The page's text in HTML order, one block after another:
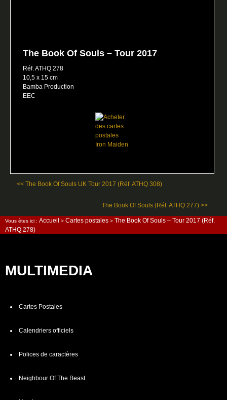
The Book Of Souls – Tour 2017
Réf. ATHQ 278
10,5 x 15 cm
Bamba Production
EEC
<< The Book Of Souls UK Tour 2017 (Réf. ATHQ 308)
The Book Of Souls (Réf. ATHQ 277) >>
Vous êtes ici : Accueil > Cartes postales > The Book Of Souls – Tour 2017 (Réf.
ATHQ 278)
MULTIMEDIA
Cartes Postales
Calendriers officiels
Polices de caractères
Neighbour Of The Beast